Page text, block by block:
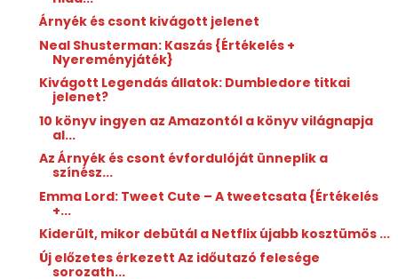
Árnyék és csont kivágott jelenet
Neal Shusterman: Kaszás {Értékelés +
Nyereményjáték}
Kivágott Legendás állatok: Dumbledore titkai
jelenet?
10 könyv ingyen az Amazontól a könyv világnapja
al...
Az Árnyék és csont évfordulóját ünneplik a
színész...
Emma Lord: Tweet ​Cute – A tweetcsata {Értékelés
+...
Kiderült, mikor debütál a Netflix újabb kosztümös ...
Új előzetes érkezett Az időutazó felesége
sorozath...